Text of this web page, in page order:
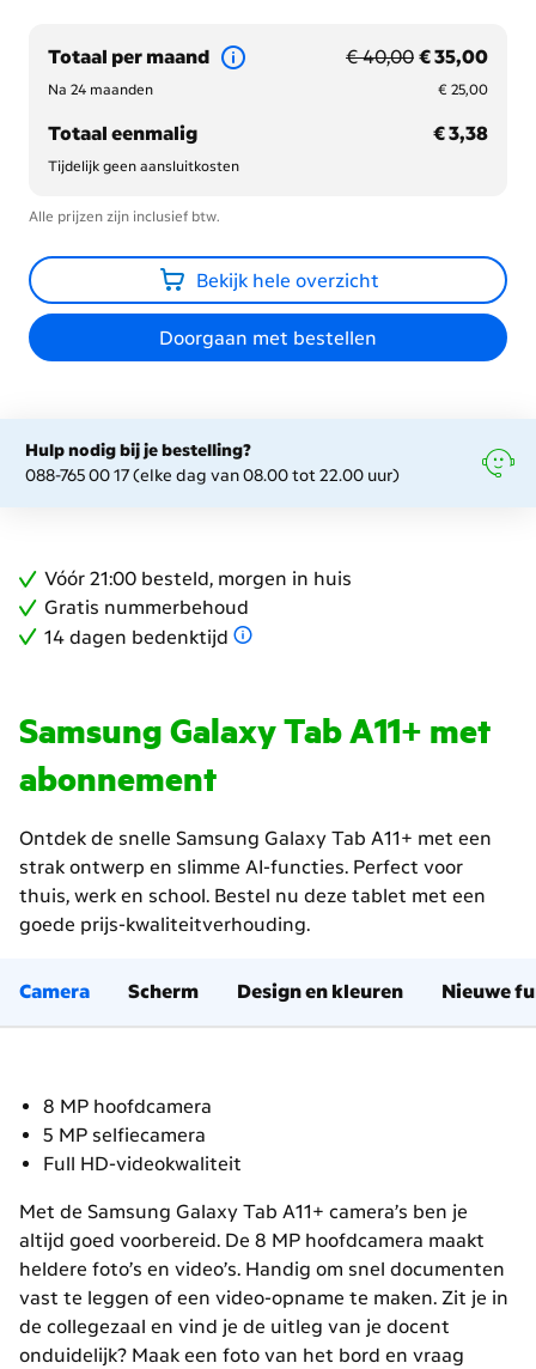
Totaal per maand voorheen € 40,00
€ 40,00
nu met korting €
€ 35,00
Na 24 maanden € 25,00
€ 25,00
Totaal eenmalig € 3,38
€ 3,38
Tijdelijk geen aansluitkosten
Alle prijzen zijn inclusief btw.
Bekijk hele overzicht
Doorgaan met bestellen
Hulp nodig bij je bestelling?
088-765 00 17 (elke dag van 08.00 tot 22.00 uur)
Vóór 21:00 besteld, morgen in huis
Gratis nummerbehoud
14 dagen bedenktijd
Samsung Galaxy Tab A11+ met
abonnement
Ontdek de snelle Samsung Galaxy Tab A11+ met een
strak ontwerp en slimme AI-functies. Perfect voor
thuis, werk en school. Bestel nu deze tablet met een
goede prijs-kwaliteitverhouding.
Camera Scherm Design en kleuren Nieuwe
8 MP hoofdcamera
5 MP selfiecamera
Full HD-videokwaliteit
Met de Samsung Galaxy Tab A11+ camera’s ben je
altijd goed voorbereid. De 8 MP hoofdcamera maakt
heldere foto’s en video’s. Handig om snel documenten
vast te leggen of een video-opname te maken. Zit je in
de collegezaal en vind je de uitleg van je docent
onduidelijk? Maak een foto van het bord en vraag